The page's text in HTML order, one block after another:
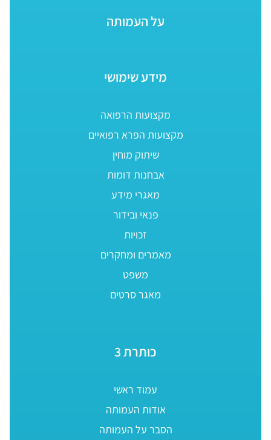
על העמותה
מידע שימושי
מקצועות הרפואה
מקצועות הפרא רפואיים
שיתוק מוחין
אבחנות דומות
מאגרי מידע
פנאי ובידור
זכויות
מאמרים ומחקרים
משפט
מאגר סרטים
כותרת 3
עמוד ראשי
אודות העמותה
הסבר על העמותה